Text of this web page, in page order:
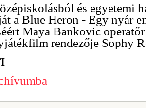
és egyetemi
a Blue Heron - Egy nyár
Maya Bankovic
rendezője Sophy